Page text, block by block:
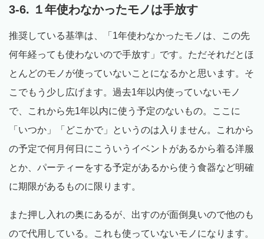
3-6. １年使わなかったモノは手放す
推奨している基準は、「1年使わなかったモノは、この先
何年経っても使わないので手放す」です。ただそれだとほ
とんどのモノが使っていないことになるかと思います。そ
こでもう少し広げます。過去1年以内使っていないモノ
で、これから先1年以内に使う予定のないもの。ここに
「いつか」「どこかで」というのは入りません。これから
の予定で何月何日にこういうイベントがあるから着る洋服
とか、パーティーをする予定があるから使う食器など明確
に期限があるものに限ります。
また押し入れの奥にあるが、出すのが面倒臭いので他のも
ので代用している。これも使っていないモノになります。